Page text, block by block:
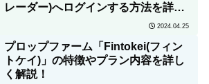
レーダー)へログインする方法を詳し
2024.04.25
プロップファーム「Fintokei(フィン
トケイ)」の特徴やプラン内容を詳し
く解説！